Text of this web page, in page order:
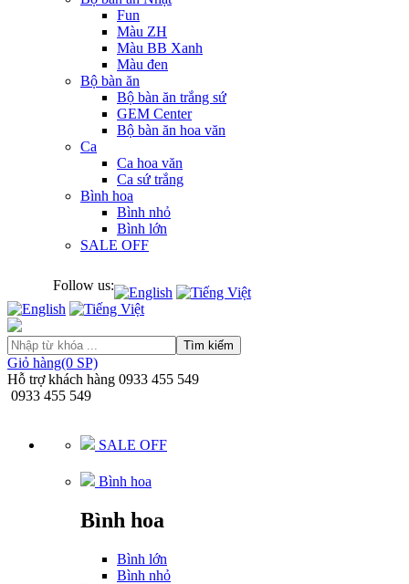
Fun
Màu ZH
Màu BB Xanh
Màu đen
Bộ bàn ăn
Bộ bàn ăn trắng sứ
GEM Center
Bộ bàn ăn hoa văn
Ca
Ca hoa văn
Ca sứ trắng
Bình hoa
Bình nhỏ
Bình lớn
SALE OFF
Follow us:
Tìm kiếm
Giỏ hàng(0 SP)
Hỗ trợ khách hàng 0933 455 549
0933 455 549
SALE OFF
Bình hoa
Bình hoa
Bình lớn
Bình nhỏ